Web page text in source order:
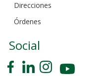
Direcciones
Órdenes
Social